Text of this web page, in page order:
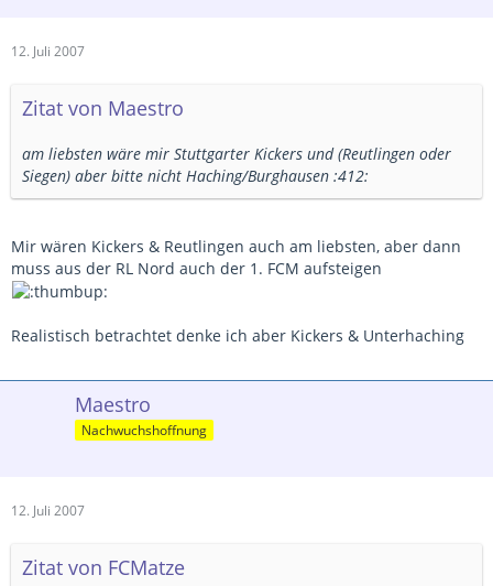
12. Juli 2007
Zitat von Maestro
am liebsten wäre mir Stuttgarter Kickers und (Reutlingen oder
Siegen) aber bitte nicht Haching/Burghausen :412:
Mir wären Kickers & Reutlingen auch am liebsten, aber dann
muss aus der RL Nord auch der 1. FCM aufsteigen
Realistisch betrachtet denke ich aber Kickers & Unterhaching
Maestro
Nachwuchshoffnung
12. Juli 2007
Zitat von FCMatze